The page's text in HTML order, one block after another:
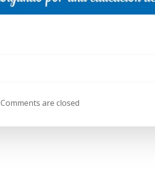
de
entradas
Comments are closed